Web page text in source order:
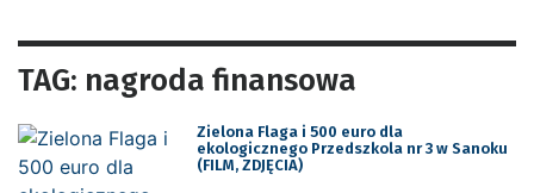
TAG: nagroda finansowa
Zielona Flaga i 500 euro dla
ekologicznego Przedszkola nr 3 w Sanoku
(FILM, ZDJĘCIA)